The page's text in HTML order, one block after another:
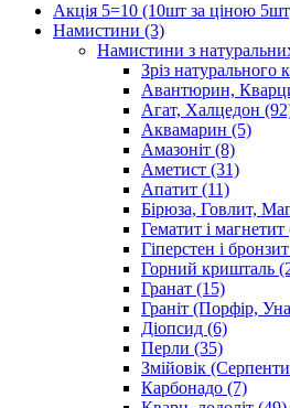
Акція 5=10 (10шт за ціною
Намистини (3)
Намистини з
Зріз натурального
Авантюрин,
Агат, Халцедон
Аквамарин (5)
Амазоніт (8)
Аметист (31)
Апатит (11)
Бірюза, Говлит,
Гематит і магнетит
Гіперстен і бронзит
Горний кришталь
Гранат (15)
Граніт (Порфір,
Діопсид (6)
Перли (35)
Змійовік
Карбонадо (7)